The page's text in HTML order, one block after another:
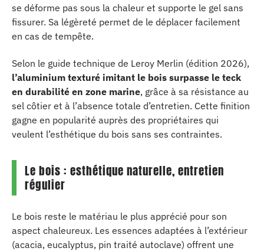
se déforme pas sous la chaleur et supporte le gel sans
fissurer. Sa légèreté permet de le déplacer facilement
en cas de tempête.
Selon le guide technique de Leroy Merlin (édition 2026),
l’aluminium texturé imitant le bois surpasse le teck
en durabilité en zone marine, grâce à sa résistance au
sel côtier et à l’absence totale d’entretien. Cette finition
gagne en popularité auprès des propriétaires qui
veulent l’esthétique du bois sans ses contraintes.
Le bois : esthétique naturelle, entretien
régulier
Le bois reste le matériau le plus apprécié pour son
aspect chaleureux. Les essences adaptées à l’extérieur
(acacia, eucalyptus, pin traité autoclave) offrent une